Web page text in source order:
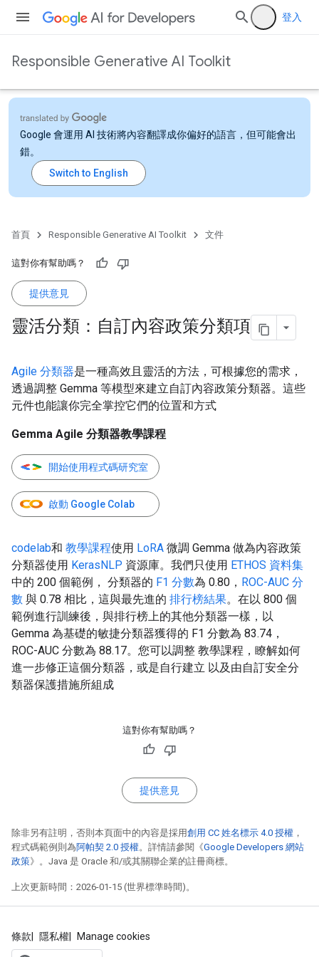
登入
Responsible Generative AI Toolkit
Google 會運用 AI 技術將內容翻譯成你偏好的語言，但可能會出
錯。
首頁 Responsible Generative AI Toolkit 文件
這對你有幫助嗎？
提供意見
靈活分類：自訂內容政策分類項
Agile 分類器是一種高效且靈活的方法，可根據您的需求，
透過調整 Gemma 等模型來建立自訂內容政策分類器。這些
元件也能讓你完全掌控它們的位置和方式
Gemma Agile 分類器教學課程
開始使用程式碼研究室
啟動 Google Colab
codelab和 教學課程使用 LoRA 微調 Gemma 做為內容政策
分類器使用 KerasNLP 資源庫。我們只使用 ETHOS 資料集
中的 200 個範例， 分類器的 F1 分數為 0.80， ROC-AUC 分
數 與 0.78 相比，這與最先進的 排行榜結果。在以 800 個
範例進行訓練後，與排行榜上的其他分類器一樣，以
Gemma 為基礎的敏捷分類器獲得的 F1 分數為 83.74，
ROC-AUC 分數為 88.17。您可以調整 教學課程，瞭解如何
進一步修正這個分類器，或是自行建立 以及由自訂安全分
類器保護措施所組成
這對你有幫助嗎？
提供意見
除非另有註明，否則本頁面中的內容是採用創用 CC 姓名標示 4.0 授權 ，
程式碼範例則為阿帕契 2.0 授權。詳情請參閱《Google Developers 網站
政策》。Java 是 Oracle 和/或其關聯企業的註冊商標。
上次更新時間：2026-01-15 (世界標準時間)。
條款 隱私權 Manage cookies